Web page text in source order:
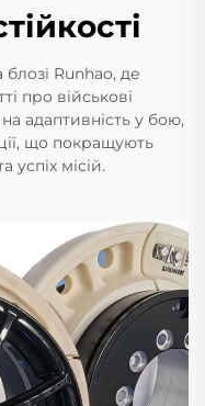
Runhao, де
про військові
адаптивність у бою,
що покращують
успіх місій.